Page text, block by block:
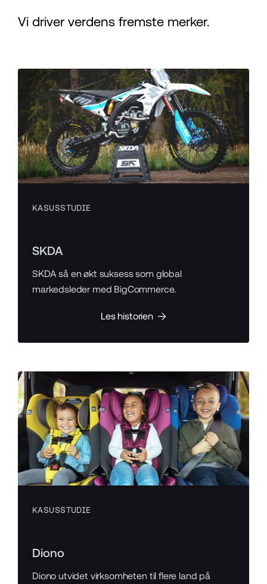
Vi driver verdens fremste merker.
KASUSSTUDIE
SKDA
SKDA så en økt suksess som global
markedsleder med BigCommerce.
Les historien
KASUSSTUDIE
Diono
Diono utvidet virksomheten til flere land på